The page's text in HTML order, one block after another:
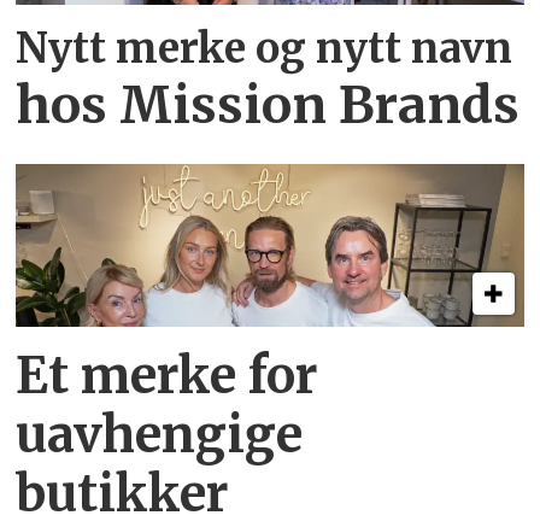
Nytt merke og nytt navn
hos Mission Brands
Et merke for
uavhengige
butikker